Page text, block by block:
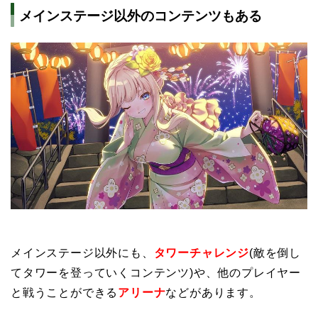
メインステージ以外のコンテンツもある
メインステージ以外にも、 タワーチャレンジ(敵を倒し
てタワーを登っていくコンテンツ)や、他のプレイヤー
と戦うことができる アリーナなどがあります。